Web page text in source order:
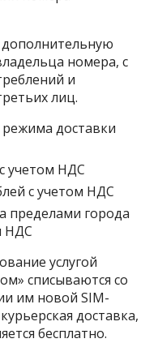
номера, с
и
лиц.
режима доставки
учетом НДС
с учетом НДС
пределами города
НДС
услугой
списываются со
им новой SIM-
доставка,
бесплатно.